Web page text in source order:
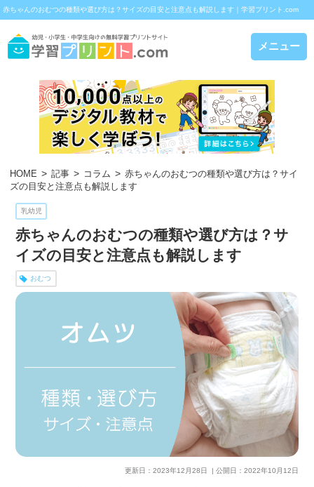
赤ちゃんのおむつの種類や選び方は？サイズの目安と注意点も解説します｜学習プリント.com
メニュー
HOME 記事 コラム
赤ちゃんのおむつの種類や選び方は？サイ
ズの目安と注意点も解説します
乳幼児
赤ちゃんのおむつの種類や選び方は？サ
イズの目安と注意点も解説します
おむつ
更新日： 2023年12月28日 | 公開日： 2022年10月12日